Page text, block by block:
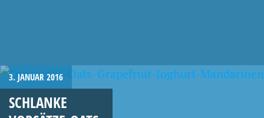
3. JANUAR 2016
SCHLANKE